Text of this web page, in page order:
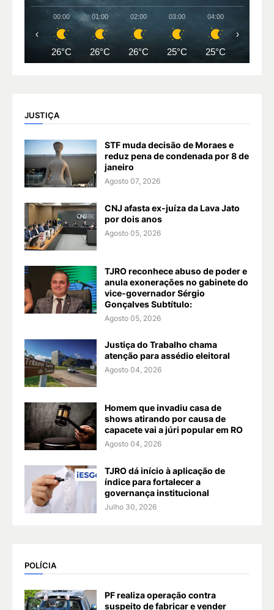
00:00
26°C
01:00
26°C
02:00
26°C
03:00
25°C
04:00
25°C
‹ ›
JUSTIÇA
STF muda decisão de Moraes e
reduz pena de condenada por 8 de
janeiro
Agosto 07, 2026
CNJ afasta ex-juíza da Lava Jato
por dois anos
Agosto 05, 2026
TJRO reconhece abuso de poder e
anula exonerações no gabinete do
vice-governador Sérgio
Gonçalves Subtítulo:
Agosto 05, 2026
Justiça do Trabalho chama
atenção para assédio eleitoral
Agosto 04, 2026
Homem que invadiu casa de
shows atirando por causa de
capacete vai a júri popular em RO
Agosto 04, 2026
TJRO dá início à aplicação de
índice para fortalecer a
governança institucional
Julho 30, 2026
POLÍCIA
PF realiza operação contra
suspeito de fabricar e vender